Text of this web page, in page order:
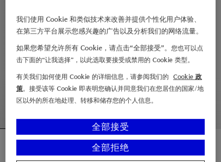
格纹羊绒饰牌棉质 T 恤衫
骑士徽标格纹棉质 T 恤衫
¥4,550.00
我们使用 Cookie 和类似技术来改善并提供个性化用户体验、
在第三方平台展示您感兴趣的广告以及分析我们的网络流量。
如果您希望允许所有 Cookie，请点击“全部接受”。您也可以点
击下面的“让我选择”，以此选取要接受或禁用的 Cookie 类型。
有关我们如何使用 Cookie 的详细信息，请参阅我们的
Cookie 政
策。接受该等 Cookie 即表明您确认并同意我们在您居住的国家/地
区以外的所在地处理、转移和储存您的个人信息。
全部拒绝
全部接受